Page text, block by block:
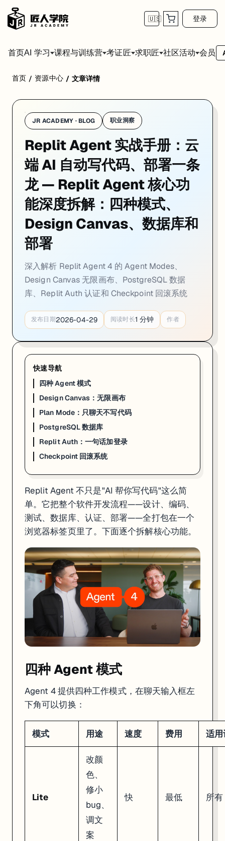
🇺🇸 登录
首页AI 学习 课程与训练营 考证匠 求职匠 社区活动 会员
Replit Agent 不只是"AI 帮你写代码"这么简单。它把整个软件开发流
四种 Agent 模式
Agent 4 提供四种工作模式，在聊天输入框左下角可以切换：
模式 用途 速度
费用
改颜色、修小 bug、调文案 快
最低
Economy 大部分日常开发 标准
Agent 3 的 1/3
复杂功能、大项目 标准
和 Agent 3 持平
赶时间的关键任务 Power 的 2 倍 Power 的 6 倍
我的建议：日常用 Economy 就够了，遇到搞不定的复杂逻辑再切
Power 模式底层跑的是 Anthropic 的 Claude Opus 4.7 模型。
Design Canvas：无限画布
Agent 4 用 Design Canvas取代了之前的 Design Mode。简单说就是
1. 画草图/贴截图 → Agent 理解你的设计意图
3. 选中一个 → 直接调颜色、字体、间距
4. "Apply to app" → Agent 把设计变成真正的代码
你甚至可以截图别人的网站贴到 Canvas 上，跟 Agent 说"照这个风格
Canvas 支持的内容类型不只是网页——Web 应用、移动端应用、幻灯
Plan Mode：只聊天不写代码
Plan选项。选了它之后，Agent 只跟你讨论
适合在动手之前先规划架构。讨论满意了，点 "Start Building" 一键进入
首页 / 资源中心 / 文章详情
JR ACADEMY · BLOG 职业洞察
Replit Agent 实战手册：云
端 AI 自动写代码、部署一条
龙 — Replit Agent 核心功
能深度拆解：四种模式、
Design Canvas、数据库和
部署
深入解析 Replit Agent 4 的 Agent Modes、
Design Canvas 无限画布、PostgreSQL 数据
库、Replit Auth 认证和 Checkpoint 回滚系统
发布日期2026-04-29 阅读时长1 分钟 作者
快速导航
四种 Agent 模式
Design Canvas：无限画布
Plan Mode：只聊天不写代码
PostgreSQL 数据库
Replit Auth：一句话加登录
Checkpoint 回滚系统
Replit Agent 不只是"AI 帮你写代码"这么简
单。它把整个软件开发流程——设计、编码、
测试、数据库、认证、部署——全打包在一个
浏览器标签页里了。下面逐个拆解核心功能。
四种 Agent 模式
Agent 4 提供四种工作模式，在聊天输入框左
下角可以切换：
模式 用途 速度 费用 适
Lite
改颜
色、
修小
bug、
调文
案
快 最低 所有